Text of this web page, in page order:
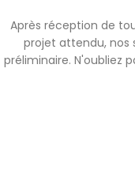
Après réception de
projet attendu, nos
préliminaire. N'oubliez